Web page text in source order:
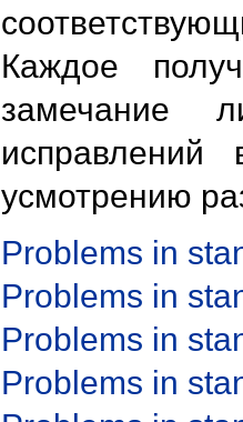
Каждое
замечание
исправлений
усмотрению
Problems in
Problems in
Problems in
Problems in